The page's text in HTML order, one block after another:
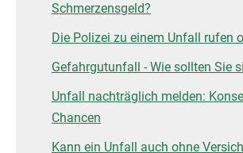
Schmerzensgeld?
Die Polizei zu einem Unfall rufen
Gefahrgutunfall - Wie sollten Sie
Unfall nachträglich melden:
Chancen
Kann ein Unfall auch ohne